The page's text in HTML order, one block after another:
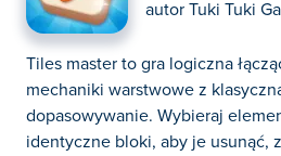
autor Tuki Tuki
Tiles master to gra logiczna
mechaniki warstwowe z
dopasowywanie. Wybieraj
identyczne bloki, aby je usunąć,